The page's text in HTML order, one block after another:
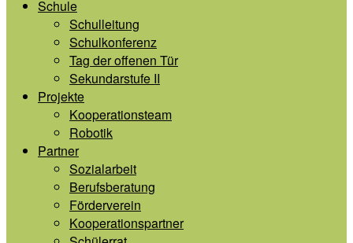
Schule
Schulleitung
Schulkonferenz
Tag der offenen Tür
Sekundarstufe II
Projekte
Kooperationsteam
Robotik
Partner
Sozialarbeit
Berufsberatung
Förderverein
Kooperationspartner